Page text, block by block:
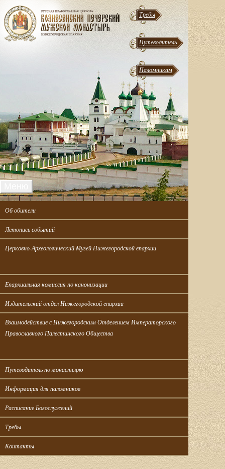
Требы
Путеводитель
Паломникам
Об обители
Летопись событий
Церковно-Археологический Музей Нижегородской епархии
Епархиальная комиссия по канонизации
Издательский отдел Нижегородской епархии
Взаимодействие с Нижегородским Отделением Императорского
Православного Палестинского Общества
Путеводитель по монастырю
Информация для паломников
Расписание Богослужений
Требы
Контакты